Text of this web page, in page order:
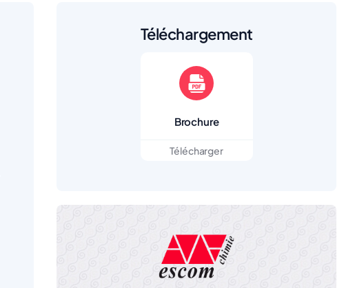
Téléchargement
Brochure
Télécharger